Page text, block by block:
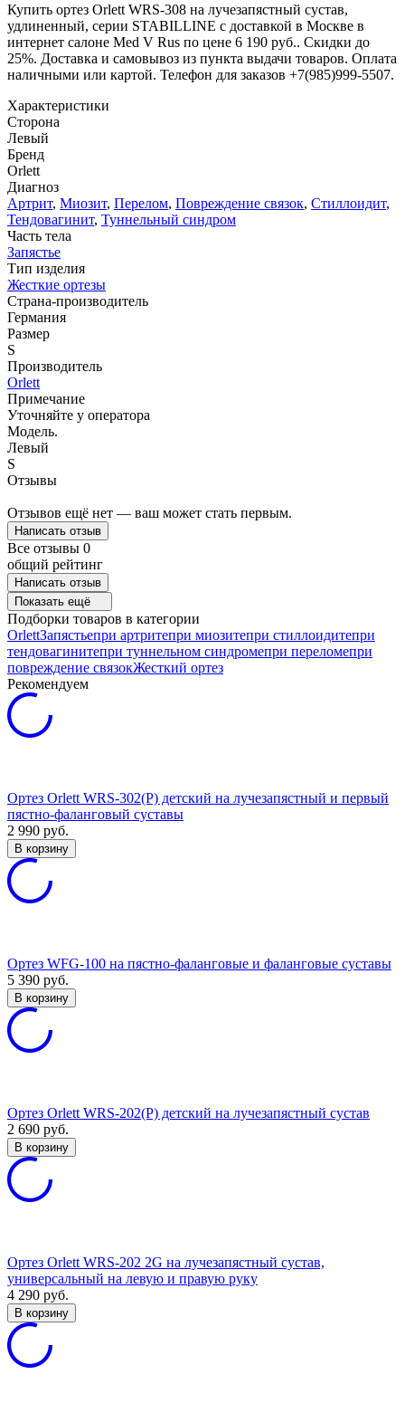
Купить ортез Orlett WRS-308 на лучезапястный сустав,
удлиненный, серии STABILLINE с доставкой в Москве в
интернет салоне Med V Rus по цене 6 190 руб.. Скидки до
25%. Доставка и самовывоз из пункта выдачи товаров. Оплата
наличными или картой. Телефон для заказов +7(985)999-5507.
Характеристики
Сторона
Левый
Бренд
Orlett
Диагноз
Артрит, Миозит, Перелом, Повреждение связок, Стиллоидит,
Тендовагинит, Туннельный синдром
Часть тела
Запястье
Тип изделия
Жесткие ортезы
Страна-производитель
Германия
Размер
S
Производитель
Orlett
Примечание
Уточняйте у оператора
Модель.
Левый
S
Отзывы
Отзывов ещё нет — ваш может стать первым.
Написать отзыв
Все отзывы 0
общий рейтинг
Написать отзыв
Показать ещё
Подборки товаров в категории
OrlettЗапястьепри артритепри миозитепри стиллоидитепри
тендовагинитепри туннельном синдромепри переломепри
повреждение связокЖесткий ортез
Рекомендуем
Ортез Orlett WRS-302(P) детский на лучезапястный и первый
пястно-фаланговый суставы
2 990 руб.
В корзину
Ортез WFG-100 на пястно-фаланговые и фаланговые суставы
5 390 руб.
В корзину
Ортез Orlett WRS-202(P) детский на лучезапястный сустав
2 690 руб.
В корзину
Ортез Orlett WRS-202 2G на лучезапястный сустав,
универсальный на левую и правую руку
4 290 руб.
В корзину